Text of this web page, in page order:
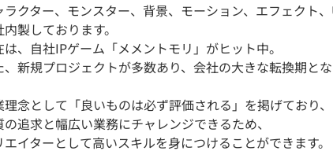
ラクター、モンスター、背景、モーション、エフェクト
内製しております。
は、自社IPゲーム「メメントモリ」がヒット中。
、新規プロジェクトが多数あり、会社の大きな転換期とな
理念として「良いものは必ず評価される」を掲げており、
の追求と幅広い業務にチャレンジできるため、
エイターとして高いスキルを身につけることができます。